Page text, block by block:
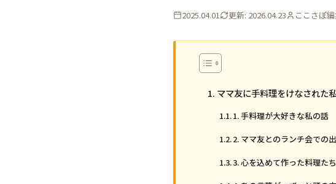
2025.04.01 更新: 2026.04.23 ここさぽ
ママ友に手料理をけなされた
1. 手料理が大好きな私の話
2. ママ友とのランチ会での
3. 心を込めて作った料理たち